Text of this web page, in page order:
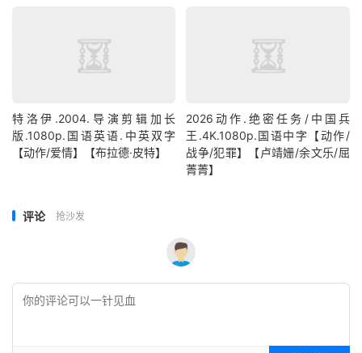
特洛伊.2004.导演剪辑加长
版.1080p.国语英语.中英双字
【动作/爱情】【布拉德·皮特】
2026动作.绝密任务/中国兵
王.4K.1080p.国语中字【动作/
战争/犯罪】【卢靖姗/余文乐/屈
菁菁】
评论 抢沙发